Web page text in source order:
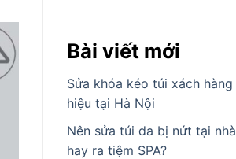
Bài viết mới
Sửa khóa kéo túi xách hàng
hiệu tại Hà Nội
Nên sửa túi da bị nứt tại nhà
hay ra tiệm SPA?